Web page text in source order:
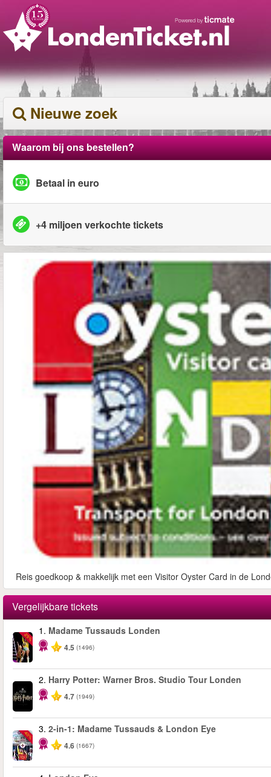
Nieuwe zoek
Waarom bij ons bestellen?
Betaal in euro
+4 miljoen verkochte tickets
Reis goedkoop & makkelijk met een Visitor Oyster Card in de
Vergelijkbare tickets
-25%
1. Madame Tussauds Londen
4.5 (1496)
2. Harry Potter: Warner Bros. Studio Tour Londen
4.7 (1949)
-40%
3. 2-in-1: Madame Tussauds & London Eye
4.6 (1667)